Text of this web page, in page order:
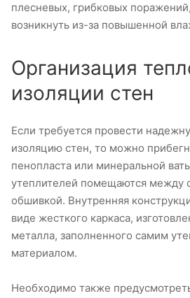
плесневых, грибковых
возникнуть из-за повышенной
Организация
изоляции стен
Если требуется провести
изоляцию стен, то можно
пенопласта или минеральной
утеплителей помещаются между
обшивкой. Внутренняя
виде жесткого каркаса,
металла, заполненного самим
материалом.
Необходимо также